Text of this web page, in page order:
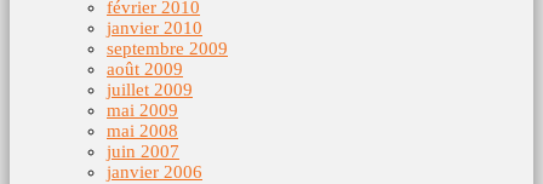
février 2010
janvier 2010
septembre 2009
août 2009
juillet 2009
mai 2009
mai 2008
juin 2007
janvier 2006